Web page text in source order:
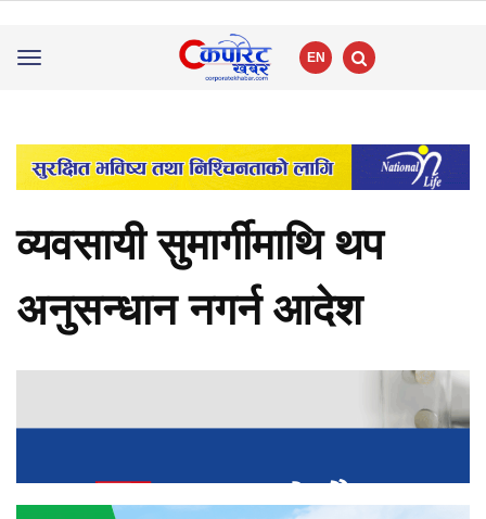
Toggle
EN
व्यवसायी सुमार्गीमाथि थप
अनुसन्धान नगर्न आदेश